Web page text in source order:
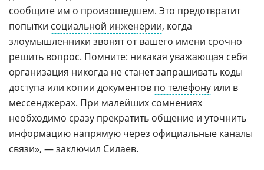
сообщите им о произошедшем. Это предотвратит
попытки социальной инженерии, когда
злоумышленники звонят от вашего имени срочно
решить вопрос. Помните: никакая уважающая себя
организация никогда не станет запрашивать коды
доступа или копии документов по телефону или в
мессенджерах. При малейших сомнениях
необходимо сразу прекратить общение и уточнить
информацию напрямую через официальные каналы
связи», — заключил Силаев.